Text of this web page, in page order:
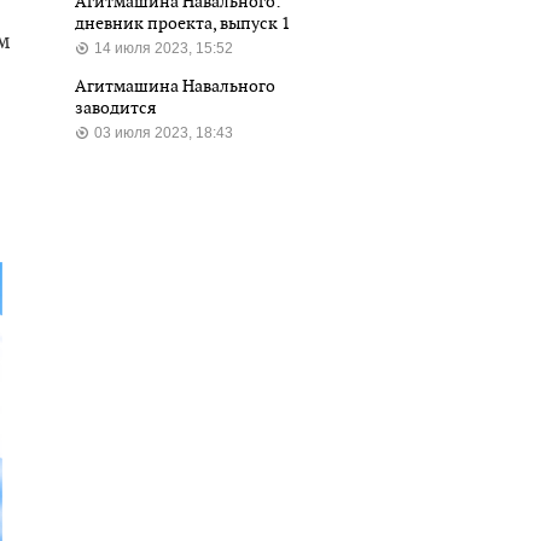
дневник проекта, выпуск 1
14 июля 2023, 15:52
Агитмашина Навального
заводится
03 июля 2023, 18:43